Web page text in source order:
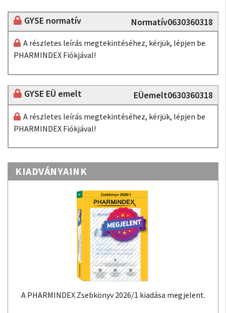
GYSE normatív Normatív0630360318
A részletes leírás megtekintéséhez, kérjük, lépjen be
PHARMINDEX Fiókjával!
GYSE EÜ emelt EÜemelt0630360318
A részletes leírás megtekintéséhez, kérjük, lépjen be
PHARMINDEX Fiókjával!
KIADVÁNYAINK
A PHARMINDEX Zsebkönyv 2026/1 kiadása megjelent.